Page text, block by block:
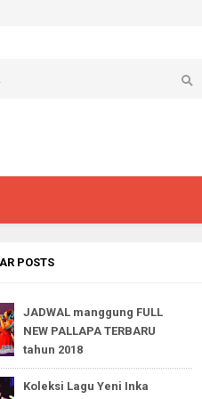
POSTS
JADWAL manggung FULL
NEW PALLAPA TERBARU
tahun 2018
Koleksi Lagu Yeni Inka